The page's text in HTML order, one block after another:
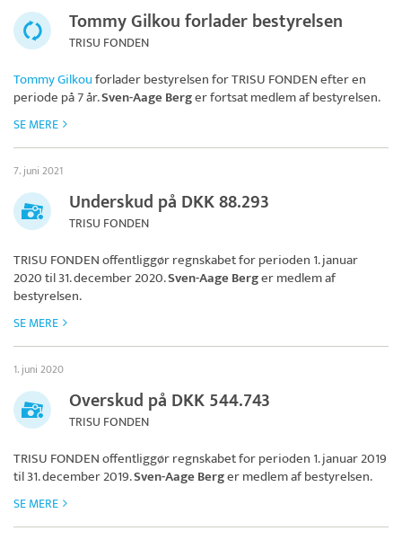
Tommy Gilkou forlader bestyrelsen
TRISU FONDEN
Tommy Gilkouforlader bestyrelsen forTRISU FONDENefter en
periode på 7 år.Sven-Aage Berger fortsat medlem af bestyrelsen.
SE MERE
7. juni 2021
Underskud på DKK 88.293
TRISU FONDEN
TRISU FONDENoffentliggør regnskabet for perioden 1. januar
2020 til 31. december 2020.Sven-Aage Berger medlem af
bestyrelsen.
SE MERE
1. juni 2020
Overskud på DKK 544.743
TRISU FONDEN
TRISU FONDENoffentliggør regnskabet for perioden 1. januar 2019
til 31. december 2019.Sven-Aage Berger medlem af bestyrelsen.
SE MERE